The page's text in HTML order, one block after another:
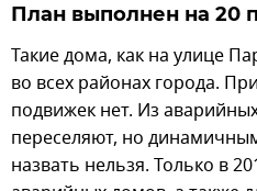
План выполнен на 20
Такие дома, как на улице
во всех районах города.
подвижек нет. Из
переселяют, но
назвать нельзя. Только в